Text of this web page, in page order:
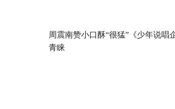
周震南赞小口酥“很猛”《少年说唱
青睐